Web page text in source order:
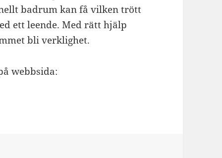
badrum kan få vilken trött
ett leende. Med rätt hjälp
bli verklighet.
webbsida: